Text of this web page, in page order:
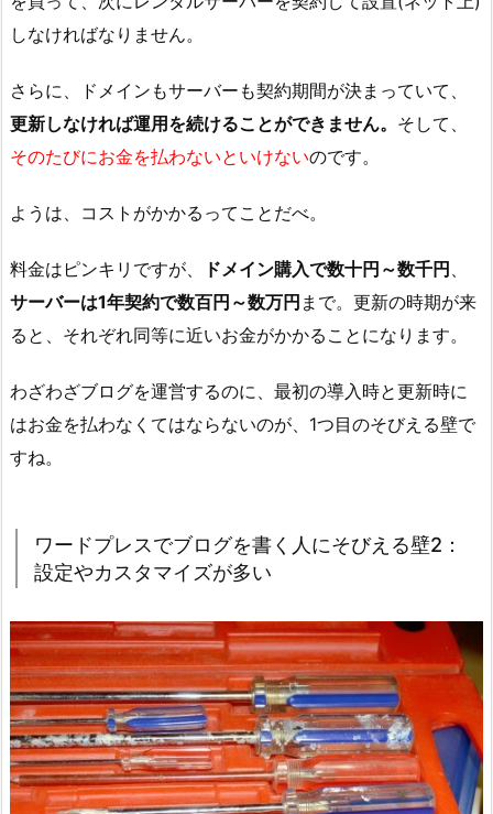
しなければなりません。
さらに、ドメインもサーバーも契約期間が決まっていて、
更新しなければ運用を続けることができません。 そして、
そのたびにお金を払わないといけないのです。
ようは、コストがかかるってことだべ。
料金はピンキリですが、 ドメイン購入で数十円～数千円
サーバーは1年契約で数百円～数万円 まで。更新の時期が来
ると、それぞれ同等に近いお金がかかることになります。
わざわざブログを運営するのに、最初の導入時と更新時に
はお金を払わなくてはならないのが、1つ目のそびえる壁で
すね。
ワードプレスでブログを書く人にそびえる壁2：
設定やカスタマイズが多い